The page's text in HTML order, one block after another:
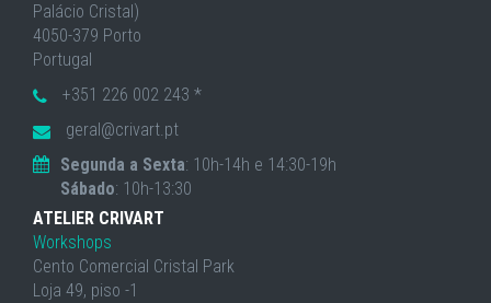
Palácio Cristal)
4050-379 Porto
Portugal
+351 226 002 243 *
geral@crivart.pt
Segunda a Sexta: 10h-14h e 14:30-19h
Sábado: 10h-13:30
ATELIER CRIVART
Workshops
Cento Comercial Cristal Park
Loja 49, piso -1